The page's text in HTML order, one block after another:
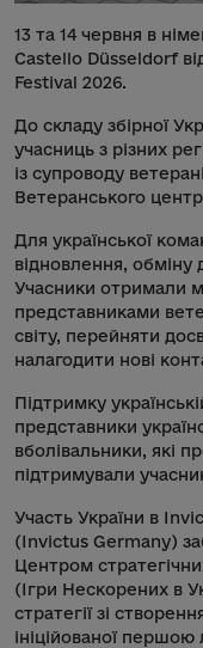
13 та 14 червня в
Castello Düsseldorf
Festival 2026.
До складу збірної
учасниць з різних
із супроводу
Ветеранського
Для української
відновлення, обміну
Учасники отримали
представниками
світу, перейняти
налагодити нові
Підтримку
представники
вболівальники, які
підтримували
Участь України в
(Invictus Germany)
Центром
(Ігри Нескорених в
стратегії зі
ініційованої